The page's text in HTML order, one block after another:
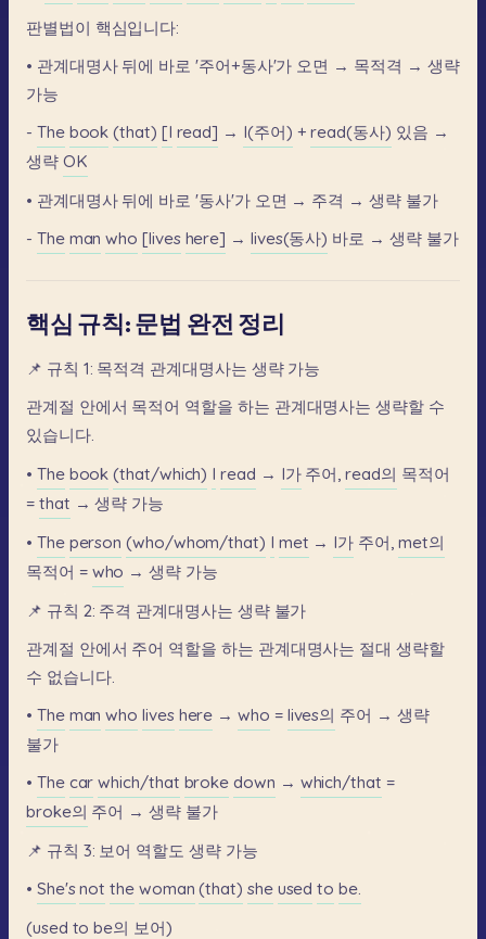
판별법이 핵심입니다:
• 관계대명사 뒤에 바로 '주어+동사'가 오면 → 목적격 → 생략
가능
- The book (that) [I read] → I(주어) + read(동사) 있음 →
생략 OK
• 관계대명사 뒤에 바로 '동사'가 오면 → 주격 → 생략 불가
- The man who [lives here] → lives(동사) 바로 → 생략 불가
핵심 규칙: 문법 완전 정리
📌 규칙 1: 목적격 관계대명사는 생략 가능
관계절 안에서 목적어 역할을 하는 관계대명사는 생략할 수
있습니다.
• The book (that/which) I read → I가 주어, read의 목적어
= that → 생략 가능
• The person (who/whom/that) I met → I가 주어, met의
목적어 = who → 생략 가능
📌 규칙 2: 주격 관계대명사는 생략 불가
관계절 안에서 주어 역할을 하는 관계대명사는 절대 생략할
수 없습니다.
• The man who lives here → who = lives의 주어 → 생략
불가
• The car which/that broke down → which/that =
broke의 주어 → 생략 불가
📌 규칙 3: 보어 역할도 생략 가능
• She's not the woman (that) she used to be.
(used to be의 보어)